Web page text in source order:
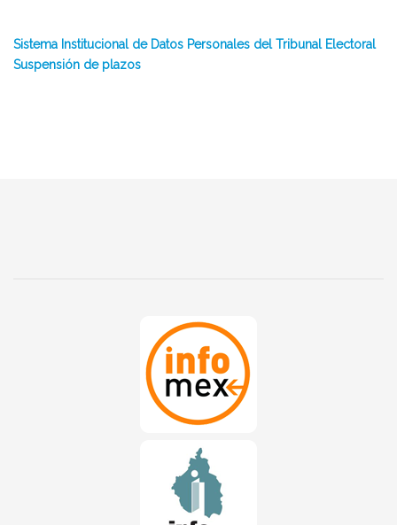
Sistema Institucional de Datos Personales del Tribunal Electoral
Suspensión de plazos